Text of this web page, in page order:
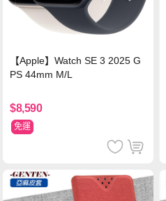
【Apple】Watch SE 3 2025 G
PS 44mm M/L
$8,590
免運